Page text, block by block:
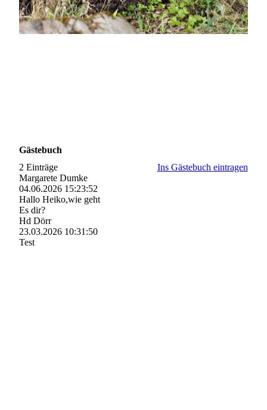
Gästebuch
2 Einträge
Ins Gästebuch eintragen
Margarete Dumke
04.06.2026 15:23:52
Hallo Heiko,wie geht
Es dir?
Hd Dörr
23.03.2026 10:31:50
Test